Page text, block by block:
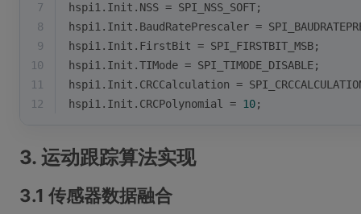
7
hspi1.Init.NSS = SPI_NSS_SOFT;
8
hspi1.Init.BaudRatePrescaler =
9
hspi1.Init.FirstBit = SPI_FIRSTBIT_MSB;
10
hspi1.Init.TIMode = SPI_TIMODE_DISABLE;
11
hspi1.Init.CRCCalculation =
12
hspi1.Init.CRCPolynomial = 10;
3. 运动跟踪算法实现
3.1 传感器数据融合